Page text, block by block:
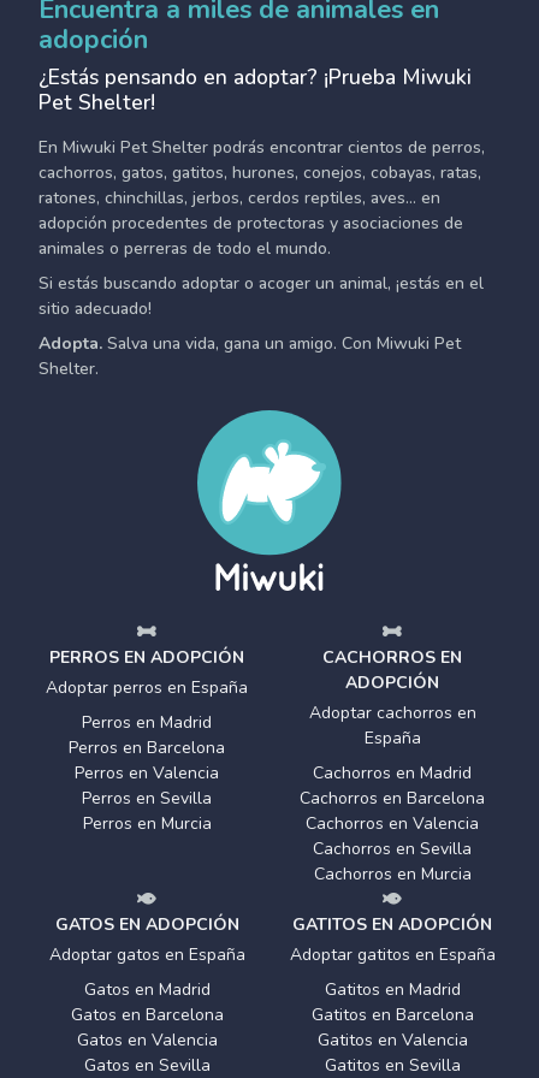
Encuentra a miles de animales en
adopción
¿Estás pensando en adoptar? ¡Prueba Miwuki
Pet Shelter!
En Miwuki Pet Shelter podrás encontrar cientos de perros,
cachorros, gatos, gatitos, hurones, conejos, cobayas, ratas,
ratones, chinchillas, jerbos, cerdos reptiles, aves... en
adopción procedentes de protectoras y asociaciones de
animales o perreras de todo el mundo.
Si estás buscando adoptar o acoger un animal, ¡estás en el
sitio adecuado!
Adopta. Salva una vida, gana un amigo. Con Miwuki Pet
Shelter.
PERROS EN ADOPCIÓN
Adoptar perros en España
Perros en Madrid
Perros en Barcelona
Perros en Valencia
Perros en Sevilla
Perros en Murcia
CACHORROS EN
ADOPCIÓN
Adoptar cachorros en
España
Cachorros en Madrid
Cachorros en Barcelona
Cachorros en Valencia
Cachorros en Sevilla
Cachorros en Murcia
GATOS EN ADOPCIÓN
Adoptar gatos en España
Gatos en Madrid
Gatos en Barcelona
Gatos en Valencia
Gatos en Sevilla
GATITOS EN ADOPCIÓN
Adoptar gatitos en España
Gatitos en Madrid
Gatitos en Barcelona
Gatitos en Valencia
Gatitos en Sevilla